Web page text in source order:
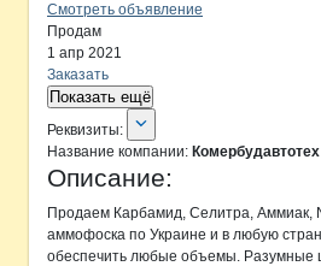
Смотреть объявление
Продам
1 апр 2021
Заказать
Показать ещё
О компании
Реквизиты
Реквизиты:
Название компании: Комербудавтотех
Описание:
Продаем Карбамид, Селитра, Аммиак,
аммофоска по Украине и в любую
обеспечить любые объемы. Разумные